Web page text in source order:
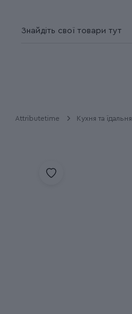
Attributetime Кухня та їдальня